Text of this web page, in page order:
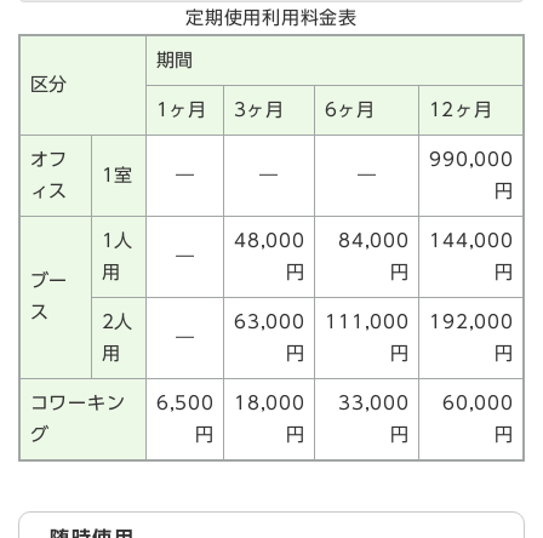
定期使用利用料金表
区分
期間
1ヶ月 3ヶ月 6ヶ月 12ヶ月
オフ
ィス
1室 ― ― ―
990,000
円
ブー
ス
1人
用
―
48,000
円
84,000
円
144,000
円
2人
用
―
63,000
円
111,000
円
192,000
円
コワーキン
グ
6,500
円
18,000
円
33,000
円
60,000
円